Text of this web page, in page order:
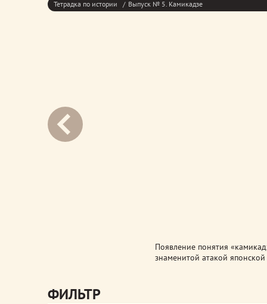
Тетрадка по истории Выпуск № 5. Камикадзе
Появление понятия
знаменитой атакой
ФИЛЬТР